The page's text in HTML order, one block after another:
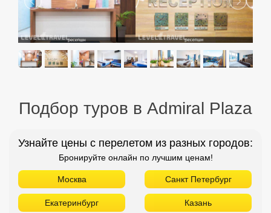
Подбор туров в Admiral Plaza
Узнайте цены с перелетом из разных городов:
Бронируйте онлайн по лучшим ценам!
Москва Санкт Петербург
Екатеринбург Казань